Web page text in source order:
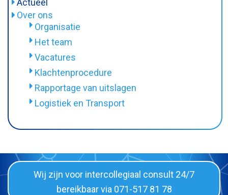
Zelftest
Tarieven
Doorlooptijden
Materiaal inleveren en bloedprikken
Privacy
Afname-instructies
Folders & links
Cito-aanvraag
Afnamemateriaal
Doorlooptijden
Diagnostische toets overleg
Aanvraagformulier en instructies
Folders & links
BRMO
Informatiefolders
Over ons
Organisatie
Het team
Vacatures
Klachtenprocedure
Rapportage van uitslagen
Logistiek en Transport
Wij zijn voor intercollegiaal consult 24/7
bereikbaar via 071-517 81 78